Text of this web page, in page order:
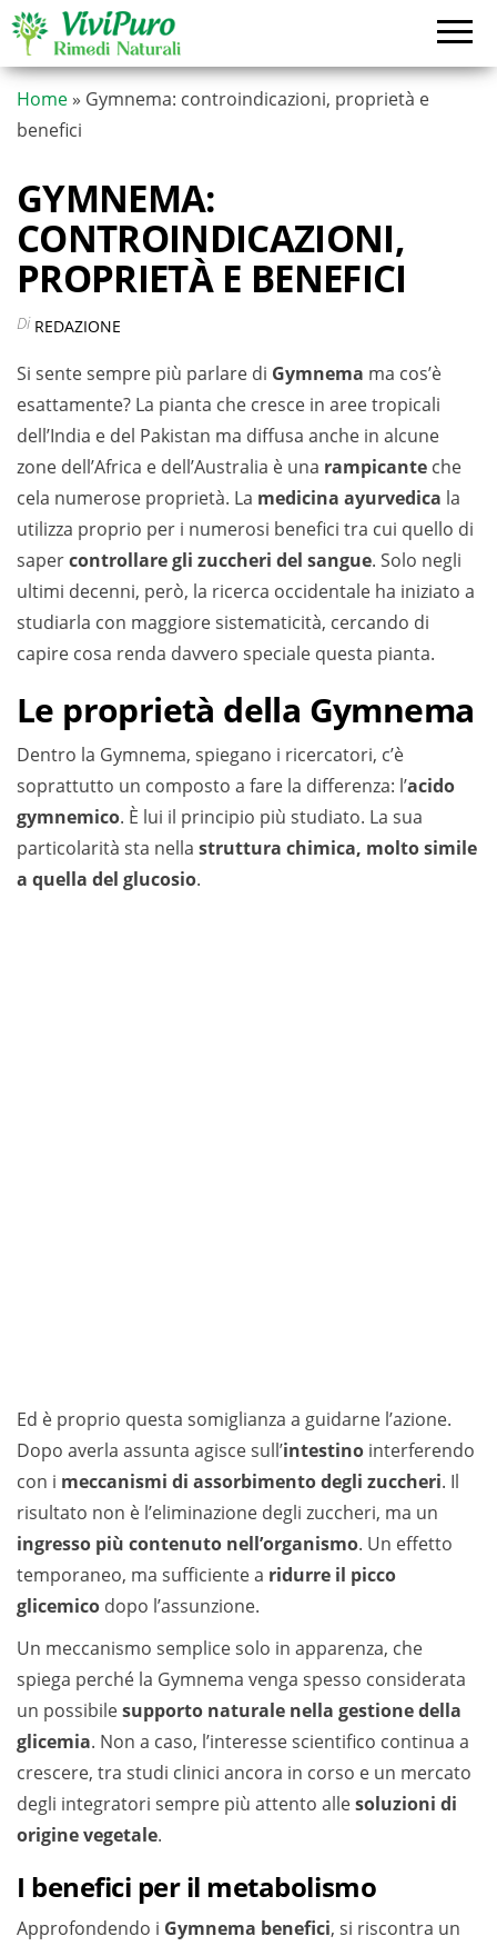
Vai
contenuto
Home » Gymnema: controindicazioni, proprietà e
benefici
GYMNEMA:
CONTROINDICAZIONI,
PROPRIETÀ E BENEFICI
Di REDAZIONE
Si sente sempre più parlare di Gymnema ma cos’è
esattamente? La pianta che cresce in aree tropicali
dell’India e del Pakistan ma diffusa anche in alcune
zone dell’Africa e dell’Australia è una rampicante che
cela numerose proprietà. La medicina ayurvedica la
utilizza proprio per i numerosi benefici tra cui quello di
sapercontrollare gli zuccheri del sangue. Solo negli
ultimi decenni, però, la ricerca occidentale ha iniziato a
studiarla con maggiore sistematicità, cercando di
capire cosa renda davvero speciale questa pianta.
Le proprietà della Gymnema
Dentro la Gymnema, spiegano i ricercatori, c’è
soprattutto un composto a fare la differenza: l’acido
gymnemico. È lui il principio più studiato. La sua
particolarità sta nella struttura chimica, molto simile
a quella del glucosio.
Ed è proprio questa somiglianza a guidarne l’azione.
Dopo averla assunta agisce sull’intestino interferendo
con i meccanismi di assorbimento degli zuccheri. Il
risultato non è l’eliminazione degli zuccheri, ma un
ingresso più contenuto nell’organismo. Un effetto
temporaneo, ma sufficiente a ridurre il picco
glicemico dopo l’assunzione.
Un meccanismo semplice solo in apparenza, che
spiega perché la Gymnema venga spesso considerata
un possibilesupporto naturale nella gestione della
glicemia. Non a caso, l’interesse scientifico continua a
crescere, tra studi clinici ancora in corso e un mercato
degli integratori sempre più attento allesoluzioni di
origine vegetale.
I benefici per il metabolismo
Approfondendo i Gymnema benefici, si riscontra un